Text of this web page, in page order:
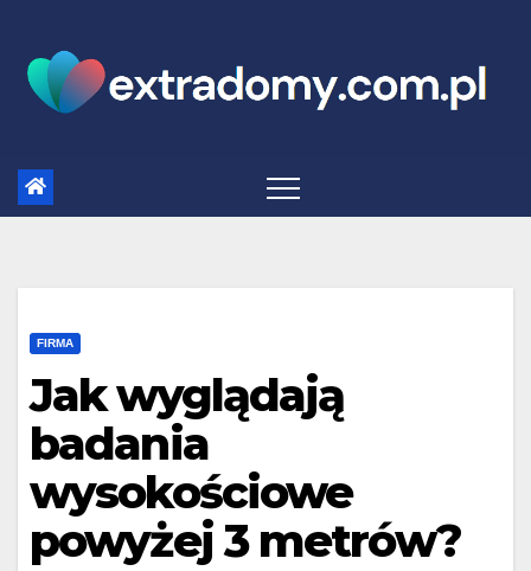
content
FIRMA
Jak wyglądają
badania
wysokościowe
powyżej 3 metrów?